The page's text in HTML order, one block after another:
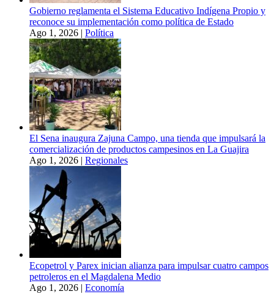
Gobierno reglamenta el Sistema Educativo Indígena Propio y
reconoce su implementación como política de Estado
Ago 1, 2026 | Política
El Sena inaugura Zajuna Campo, una tienda que impulsará la
comercialización de productos campesinos en La Guajira
Ago 1, 2026 | Regionales
Ecopetrol y Parex inician alianza para impulsar cuatro campos
petroleros en el Magdalena Medio
Ago 1, 2026 | Economía